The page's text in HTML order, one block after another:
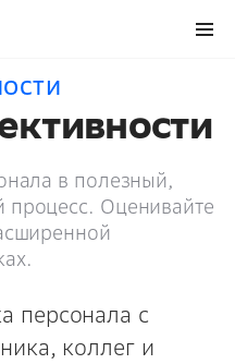
в полезный,
Оценивайте
персонала с
коллег и